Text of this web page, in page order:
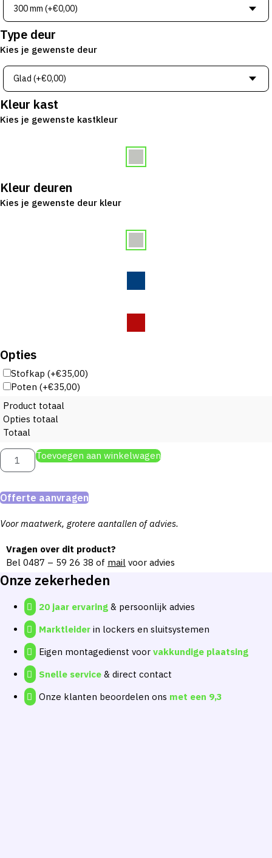
Type deur
Kies je gewenste deur
Kleur kast
Kies je gewenste kastkleur
Kleur deuren
Kies je gewenste deur kleur
Opties
Stofkap (+€35,00)
Poten (+€35,00)
Product totaal
Opties totaal
Totaal
Garderobekast
Easy
Line
aantal
Toevoegen aan winkelwagen
Offerte aanvragen
Voor maatwerk, grotere aantallen of advies.
Vragen over dit product?
Bel 0487 – 59 26 38 of mail voor advies
Onze zekerheden
20 jaar ervaring & persoonlijk advies
Marktleider in lockers en sluitsystemen
Eigen montagedienst voor vakkundige plaatsing
Snelle service & direct contact
Onze klanten beoordelen ons met een 9,3